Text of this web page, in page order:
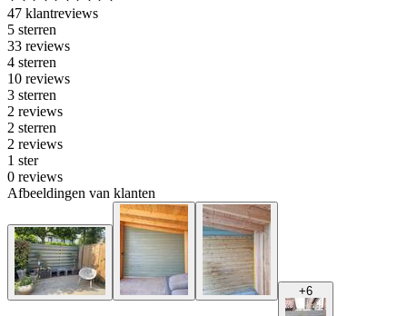
47 klantreviews
5 sterren
33 reviews
4 sterren
10 reviews
3 sterren
2 reviews
2 sterren
2 reviews
1 ster
0 reviews
Afbeeldingen van klanten
+6